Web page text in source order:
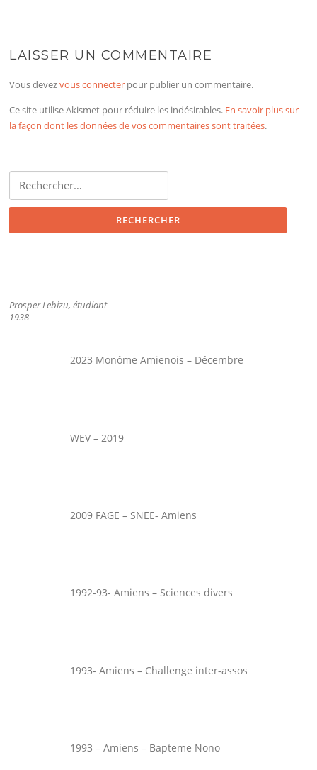
LAISSER UN COMMENTAIRE
Vous devezvous connecter pour publier un commentaire.
Ce site utilise Akismet pour réduire les indésirables. En savoir plus sur
la façon dont les données de vos commentaires sont traitées.
Rechercher :
Prosper Lebizu, étudiant -
1938
2023 Monôme Amienois – Décembre
WEV – 2019
2009 FAGE – SNEE- Amiens
1992-93- Amiens – Sciences divers
1993- Amiens – Challenge inter-assos
1993 – Amiens – Bapteme Nono